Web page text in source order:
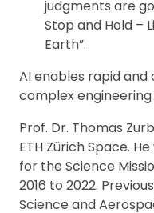
judgments are
Stop and Hold –
Earth”.
AI enables rapid
complex
Prof. Dr. Thomas
ETH Zürich Space.
for the Science
2016 to 2022.
Science and